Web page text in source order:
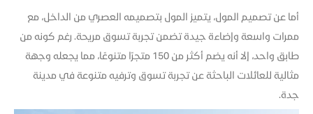
أما عن تصميم المول، يتميز المول بتصميمه العصري من الداخل، مع
ممرات واسعة وإضاءة جيدة تضمن تجربة تسوق مريحة. رغم كونه من
طابق واحد، إلا أنه يضم أكثر من 150 متجرًا متنوعًا، مما يجعله وجهة
مثالية للعائلات الباحثة عن تجربة تسوق وترفيه متنوعة في مدينة
جدة.​